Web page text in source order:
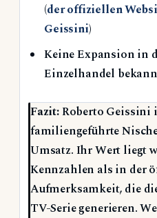
(der offiziellen
Geissini)
Keine Expansion in
Einzelhandel
Fazit:Roberto Geissini
familiengeführte
Umsatz. Ihr Wert liegt
Kennzahlen als in der
Aufmerksamkeit, die
TV-Serie generieren.